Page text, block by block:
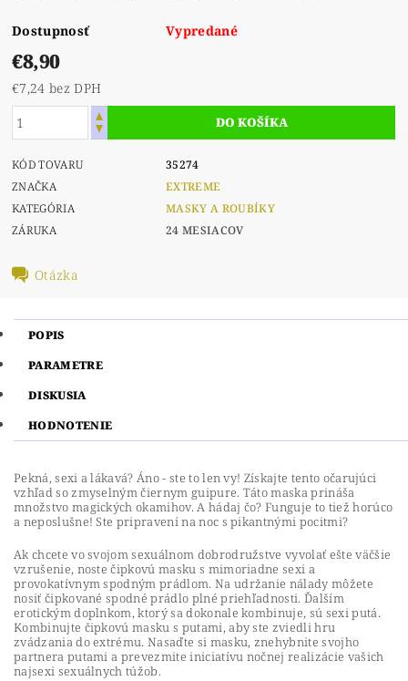
Dostupnosť Vypredané
€8,90
€7,24 bez DPH
KÓD TOVARU
35274
ZNAČKA
EXTREME
KATEGÓRIA
MASKY A ROUBÍKY
ZÁRUKA
24 MESIACOV
Otázka
POPIS
PARAMETRE
DISKUSIA
HODNOTENIE
Pekná, sexi a lákavá? Áno - ste to len vy! Získajte tento očarujúci
vzhľad so zmyselným čiernym guipure. Táto maska ​​prináša
množstvo magických okamihov. A hádaj čo? Funguje to tiež horúco
a neposlušne! Ste pripravení na noc s pikantnými pocitmi?
Ak chcete vo svojom sexuálnom dobrodružstve vyvolať ešte väčšie
vzrušenie, noste čipkovú masku s mimoriadne sexi a
provokatívnym spodným prádlom. Na udržanie nálady môžete
nosiť čipkované spodné prádlo plné priehľadnosti. Ďalším
erotickým doplnkom, ktorý sa dokonale kombinuje, sú sexi putá.
Kombinujte čipkovú masku s putami, aby ste zviedli hru
zvádzania do extrému. Nasaďte si masku, znehybnite svojho
partnera putami a prevezmite iniciatívu nočnej realizácie vašich
najsexi sexuálnych túžob.